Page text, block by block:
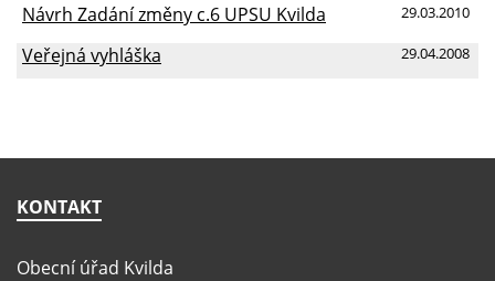
29.03.2010
Návrh Zadání změny c.6 UPSU Kvilda
29.04.2008
Veřejná vyhláška
KONTAKT
Obecní úřad Kvilda